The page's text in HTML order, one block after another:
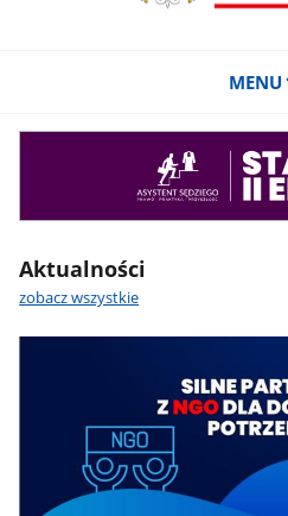
MENU
Aktualności
zobacz wszystkie